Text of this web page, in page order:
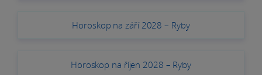
Horoskop na září 2028 – Ryby
Horoskop na říjen 2028 – Ryby